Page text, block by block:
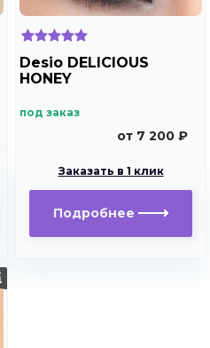
Desio DELICIOUS
HONEY
под заказ
от 7 200 ₽
Заказать в 1 клик
Подробнее